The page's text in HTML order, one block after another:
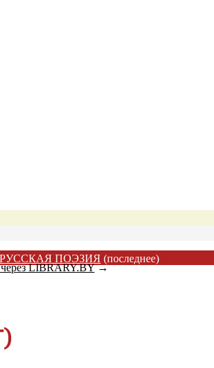
ПОЭЗИЯ (последнее)
LIBRARY.BY→